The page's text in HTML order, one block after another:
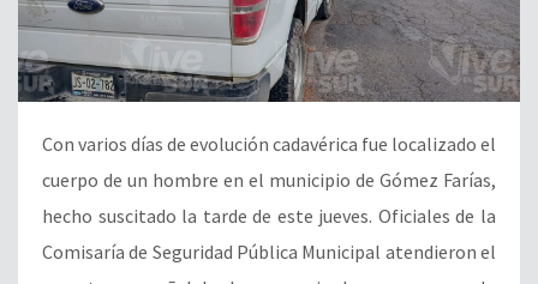
Con varios días de evolución cadavérica fue localizado el
cuerpo de un hombre en el municipio de Gómez Farías,
hecho suscitado la tarde de este jueves. Oficiales de la
Comisaría de Seguridad Pública Municipal atendieron el